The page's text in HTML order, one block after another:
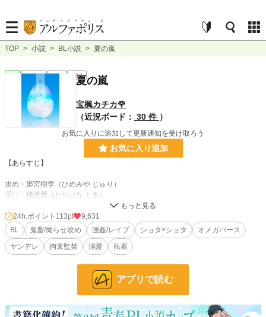
TOP > 小説 > BL小説 > 夏の嵐
連載中 長編 R18
夏の嵐
宝楓カチカ🌹
（近況ボード： 30 件 ）
お気に入りに追加して更新通知を受け取ろう
お気に入り追加
【あらすじ】
攻め・姫宮樹李（ひめみや じゅり）
受け・橘透愛（たちばな とあ）
＊創作BL大賞（2023年4月開催）に応募していたものです。pixivで読んでくだ
さった方有難うございました。一言感想、長文感想どちらも嬉しいです✨
橘同担拒否の拗らせ陰キャα（人気者の耽美系美青年）×姫宮に人生狂わされた
「君を、あの夏に閉じ込められたらよかったのに……」
しにしながら生活していた。
24h.ポイント 113pt
9,631
BL
鬼畜/拗らせ攻め 強姦/レイプ ショタ×ショタ
オメガバース
ヤンデレ
拘束監禁 溺愛 執着
アプリで読む